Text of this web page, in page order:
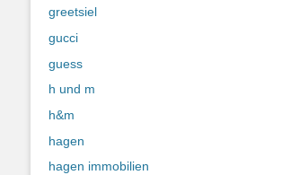
greetsiel
gucci
guess
h und m
h&m
hagen
hagen immobilien